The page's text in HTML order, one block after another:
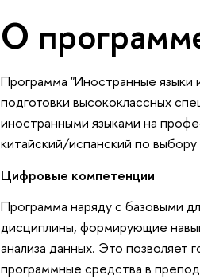
О
Программа "Иностранные языки
подготовки высококлассных
иностранными языками на
китайский/испанский по
Цифровые компетенции
Программа наряду с базовыми
дисциплины, формирующие
анализа данных. Это
программные средства в